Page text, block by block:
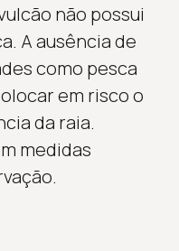
não possui
A ausência de
como pesca
em risco o
da raia.
medidas